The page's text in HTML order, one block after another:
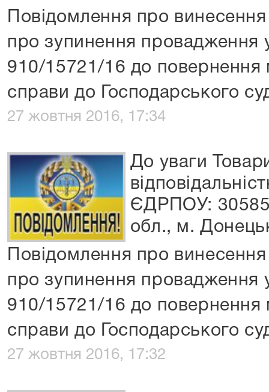
Повідомлення про
про зупинення провадження
910/15721/16 до повернення
справи до Господарського
27 жовтня 2016, 17:34
До уваги
ЄДРПОУ:
обл., м.
Повідомлення про
про зупинення провадження
910/15721/16 до повернення
справи до Господарського
27 жовтня 2016, 17:32